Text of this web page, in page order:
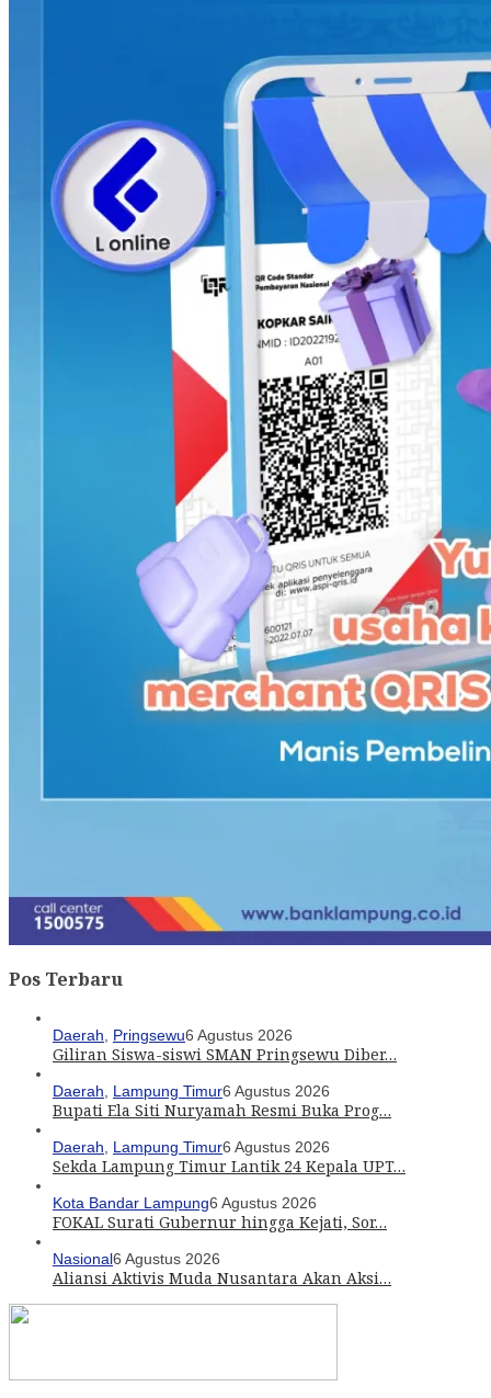
Pos Terbaru
Daerah Pringsewu6 Agustus 2026
Giliran Siswa-siswi SMAN Pringsewu Diber…
Daerah Lampung Timur6 Agustus 2026
Bupati Ela Siti Nuryamah Resmi Buka Prog…
Daerah Lampung Timur6 Agustus 2026
Sekda Lampung Timur Lantik 24 Kepala UPT…
Kota Bandar Lampung6 Agustus 2026
FOKAL Surati Gubernur hingga Kejati, Sor…
Nasional6 Agustus 2026
Aliansi Aktivis Muda Nusantara Akan Aksi…